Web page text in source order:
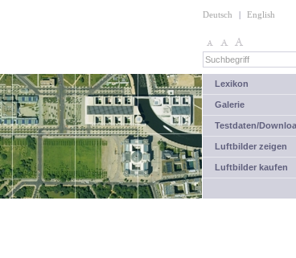
Deutsch | English
Lexikon
Galerie
Testdaten/
Luftbilder zeigen
Luftbilder kaufen